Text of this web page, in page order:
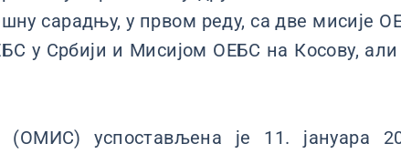
сарадњу, у првом реду, са две мисије
у Србији и Мисијом ОЕБС на Косову,
успостављена је 11. јануара